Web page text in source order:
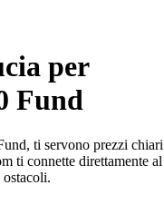
per
Fund
ti servono prezzi chiari
ti connette direttamente al